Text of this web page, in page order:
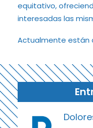
equitativo,
interesadas las
Actualmente están